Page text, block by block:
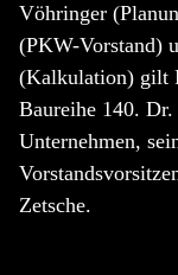
Vöhringer
(PKW-Vorstand)
(Kalkulation) gilt
Baureihe 140.
Unternehmen,
Zetsche.